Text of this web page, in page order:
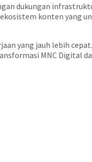
dukungan
konten yang
yang jauh lebih
MNC Digital